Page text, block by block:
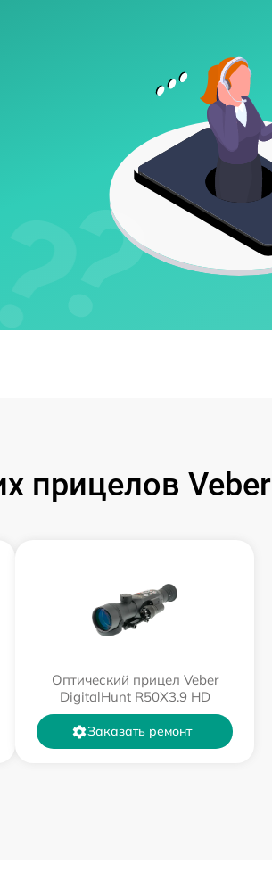
прицелов Veber
Оптический прицел Veber
DigitalHunt R50X3.9 HD
Заказать ремонт